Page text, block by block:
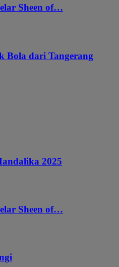
Sheen of…
Bola dari Tangerang
2025
Sheen of…